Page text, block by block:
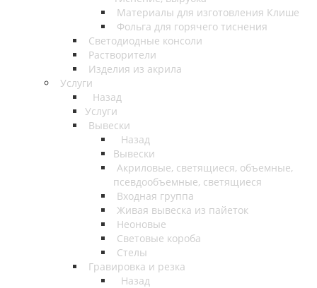
Материалы для изготовления Клише
Фольга для горячего тиснения
Светодиодные консоли
Растворители
Изделия из акрила
Услуги
Назад
Услуги
Вывески
Назад
Вывески
Акриловые, светящиеся, объемные,
псевдообъемные, светящиеся
Входная группа
Живая вывеска из пайеток
Неоновые
Световые короба
Стелы
Гравировка и резка
Назад